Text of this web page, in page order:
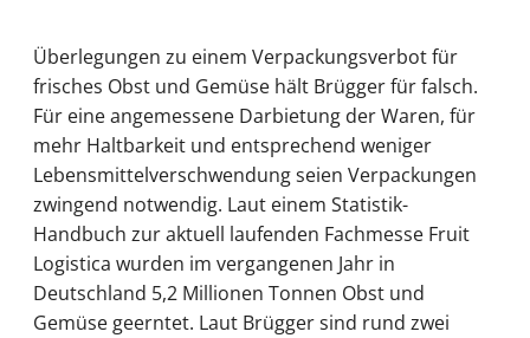
Überlegungen zu einem Verpackungsverbot für
frisches Obst und Gemüse hält Brügger für falsch.
Für eine angemessene Darbietung der Waren, für
mehr Haltbarkeit und entsprechend weniger
Lebensmittelverschwendung seien Verpackungen
zwingend notwendig. Laut einem Statistik-
Handbuch zur aktuell laufenden Fachmesse Fruit
Logistica wurden im vergangenen Jahr in
Deutschland 5,2 Millionen Tonnen Obst und
Gemüse geerntet. Laut Brügger sind rund zwei